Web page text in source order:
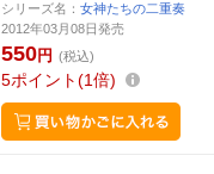
シリーズ名： 女神たちの二重奏
2012年03月08日発売
550円 (税込)
5ポイント 1倍